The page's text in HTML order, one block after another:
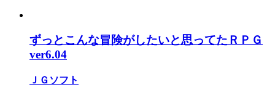
ずっとこんな冒険がしたいと思ってたＲＰＧ
ver6.04
ＪＧソフト